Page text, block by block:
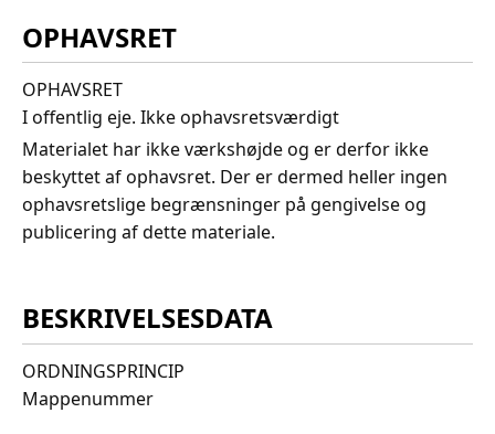
OPHAVSRET
OPHAVSRET
I offentlig eje. Ikke ophavsretsværdigt
Materialet har ikke værkshøjde og er derfor ikke
beskyttet af ophavsret. Der er dermed heller ingen
ophavsretslige begrænsninger på gengivelse og
publicering af dette materiale.
BESKRIVELSESDATA
ORDNINGSPRINCIP
Mappenummer